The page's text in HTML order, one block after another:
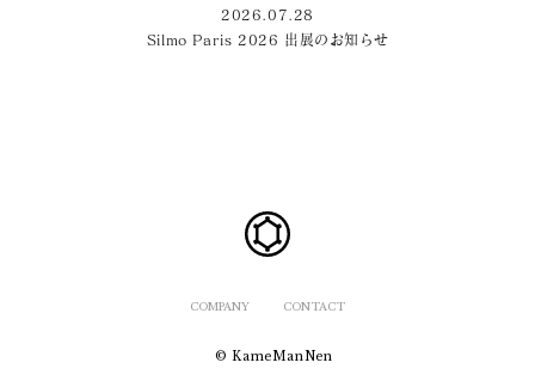
2026.07.28
Silmo Paris 2026 出展のお知らせ
COMPANY CONTACT
© KameManNen